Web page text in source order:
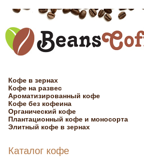
Кофе в зернах
Кофе на развес
Ароматизированный кофе
Кофе без кофеина
Органический кофе
Плантационный кофе и моносорта
Элитный кофе в зернах
Каталог кофе